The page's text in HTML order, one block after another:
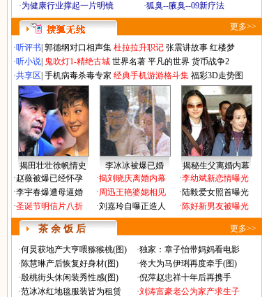
·为健康行业撑起一片明镜 ·狐臭--腋臭--09新疗法
更多>>
·听评书 郭德纲对口相声集 杜拉拉升职记 张震讲故事 红楼梦
·听小说 鬼吹灯1-精绝古城 世界名著 平凡的世界 货币战争2
·共享区 手机病毒杀毒专家 经典手机游游格斗集 福彩3D走势图
揭田壮壮徐帆情史 李冰冰被爆已婚
揭秘生父离婚内幕
·赵薇被爆已经怀孕
·李宇春爆遭母逼婚
·圣诞节明信片八折
·揭刘晓庆离婚内幕
·周迅王艳婆媳相见
·刘嘉玲自曝正造人
·李幼斌新恋情曝光
·陆毅爱女照首曝光
·陈好新男友被曝光
茶 余 饭 后 更多>>
·何炅获地产大亨喂猕猴桃(图) ·独家：章子怡带妈妈看电影
·陈慧琳产后恢复好身材(图) ·佟大为马伊琍再度牵手(图)
·殷桃街头休闲装秀性感(图) ·倪萍赵忠祥十年后再携手
·范冰冰红地毯服装皆为租赁 ·刘涛富豪老公为家产求生子